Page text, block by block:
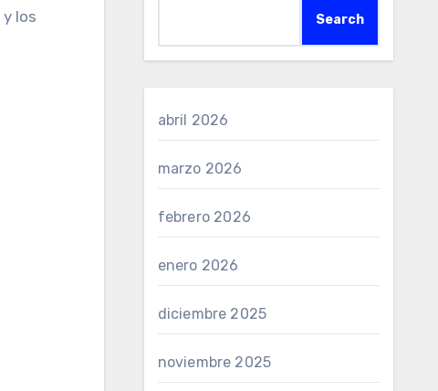
y los
Search
abril 2026
marzo 2026
febrero 2026
enero 2026
diciembre 2025
noviembre 2025